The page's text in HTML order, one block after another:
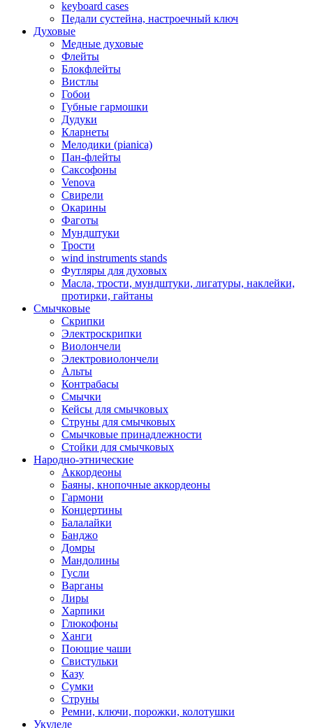
keyboard cases
Педали сустейна, настроечный ключ
Духовые
Медные духовые
Флейты
Блокфлейты
Вистлы
Гобои
Губные гармошки
Дудуки
Кларнеты
Мелодики (pianica)
Пан-флейты
Саксофоны
Venova
Свирели
Окарины
Фаготы
Мундштуки
Трости
wind instruments stands
Футляры для духовых
Масла, трости, мундштуки, лигатуры, наклейки,
протирки, гайтаны
Смычковые
Скрипки
Электроскрипки
Виолончели
Электровиолончели
Альты
Контрабасы
Смычки
Кейсы для смычковых
Струны для смычковых
Смычковые принадлежности
Стойки для смычковых
Народно-этнические
Аккордеоны
Баяны, кнопочные аккордеоны
Гармони
Концертины
Балалайки
Банджо
Домры
Мандолины
Гусли
Варганы
Лиры
Харпики
Глюкофоны
Ханги
Поющие чаши
Свистульки
Казу
Сумки
Струны
Ремни, ключи, порожки, колотушки
Укулеле